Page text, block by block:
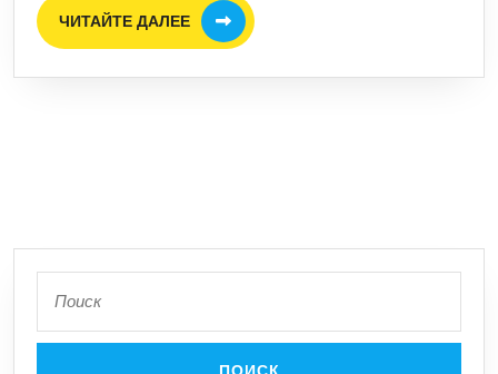
ЧИТАЙТЕ ДАЛЕЕ
ЧИТАЙТЕ
ДАЛЕЕ
по: